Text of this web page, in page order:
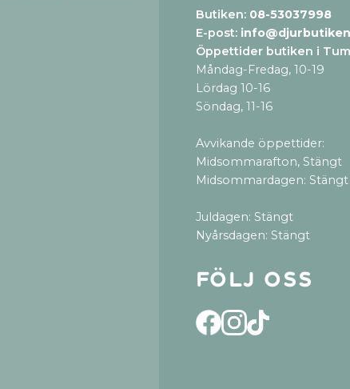
Butiken: 08-53037998
E-post:
Öppettider butiken i
Måndag-Fredag, 10-19
Lördag 10-16
Söndag, 11-16
Avvikande öppettider:
Midsommarafton, Stängt
Midsommardagen: Stängt
Juldagen: Stängt
Nyårsdagen: Stängt
Följ oss